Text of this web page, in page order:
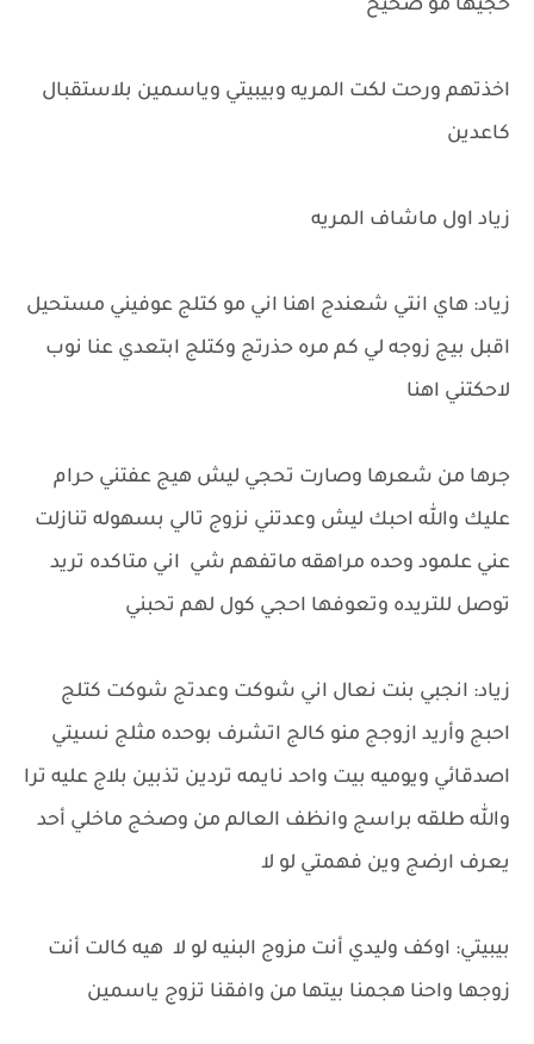
حجيها مو صحيح
اخذتهم ورحت لكت المريه وبيبيتي وياسمين بلاستقبال
كاعدين
زياد اول ماشاف المريه
زياد: هاي انتي شعندج اهنا اني مو كتلج عوفيني مستحيل
اقبل بيج زوجه لي كم مره حذرتج وكتلج ابتعدي عنا نوب
لاحكتني اهنا
جرها من شعرها وصارت تحجي ليش هيج عفتني حرام
عليك والله احبك ليش وعدتني نزوج تالي بسهوله تنازلت
عني علمود وحده مراهقه ماتفهم شي اني متاكده تريد
توصل للتريده وتعوفها احجي كول لهم تحبني
زياد: انجبي بنت نعال اني شوكت وعدتج شوكت كتلج
احبج وأريد ازوجج منو كالج اتشرف بوحده مثلج نسيتي
اصدقائي ويوميه بيت واحد نايمه تردين تذبين بلاج عليه ترا
والله طلقه براسج وانظف العالم من وصخج ماخلي أحد
يعرف ارضج وين فهمتي لو لا
بيبيتي: اوكف وليدي أنت مزوج البنيه لو لا هيه كالت أنت
زوجها واحنا هجمنا بيتها من وافقنا تزوج ياسمين